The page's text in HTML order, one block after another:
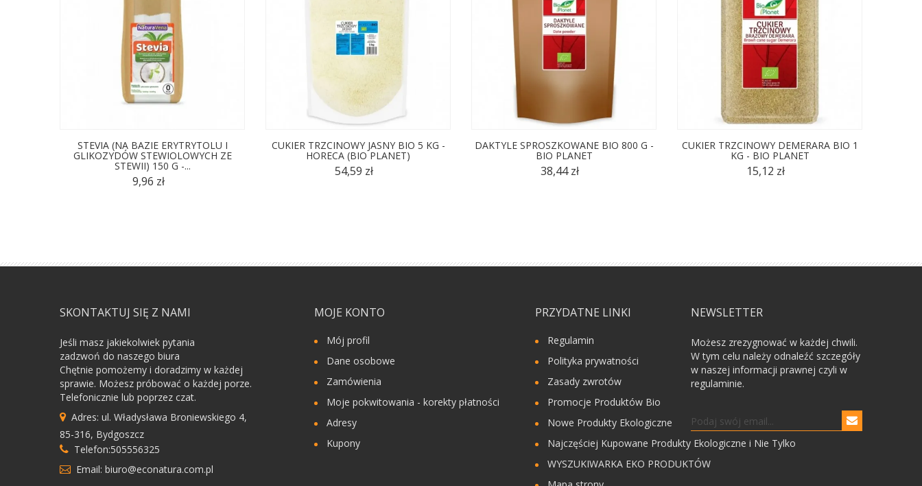
STEVIA (NA BAZIE ERYTRYTOLU I
GLIKOZYDÓW STEWIOLOWYCH ZE
STEWII) 150 G -...
9,96 zł
CUKIER TRZCINOWY JASNY BIO 5 KG -
HORECA (BIO PLANET)
54,59 zł
DAKTYLE SPROSZKOWANE BIO 800 G -
BIO PLANET
38,44 zł
CUKIER TRZCINOWY DEMERARA BIO 1
KG - BIO PLANET
15,12 zł
SKONTAKTUJ SIĘ Z NAMI
Jeśli masz jakiekolwiek pytania
zadzwoń do naszego biura
Chętnie pomożemy i doradzimy w każdej
sprawie. Możesz próbować o każdej porze.
Telefonicznie lub poprzez czat.
Adres: ul. Władysława Broniewskiego 4,
85-316, Bydgoszcz
Telefon:505556325
Email: biuro@econatura.com.pl
MOJE KONTO
Mój profil
Dane osobowe
Zamówienia
Moje pokwitowania - korekty płatności
Adresy
Kupony
PRZYDATNE LINKI
Regulamin
Polityka prywatności
Zasady zwrotów
Promocje Produktów Bio
Nowe Produkty Ekologiczne
Najczęściej Kupowane Produkty Ekologiczne i Nie Tylko
WYSZUKIWARKA EKO PRODUKTÓW
NEWSLETTER
Możesz zrezygnować w każdej chwili.
W tym celu należy odnaleźć szczegóły
w naszej informacji prawnej czyli w
regulaminie.